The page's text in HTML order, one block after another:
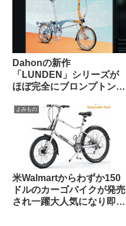
Dahonの新作
「LUNDEN」シリーズが
ほぼ完全にブロンプトンな
【Brompton vs.
Brompnot 最終戦争へ】
よみもの
米Walmartからわずか150
ドルのカーゴバイクが発売
され一躍大人気になり即日